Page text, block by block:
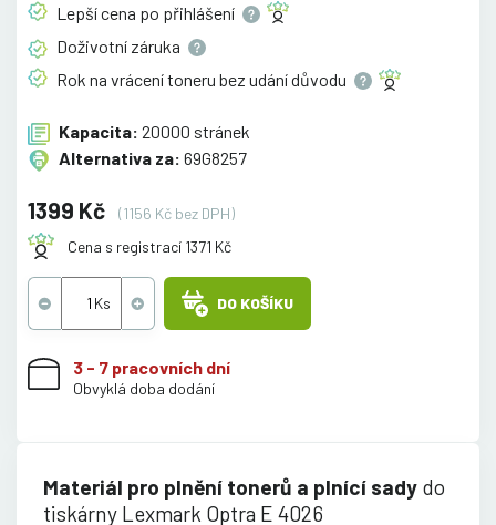
Lepší cena po přihlášení
Doživotní záruka
Rok na vrácení toneru bez udánídůvodu
Kapacita: 20000 stránek
Alternativa za: 69G8257
1399 Kč
(1156 Kč bez DPH)
Cena s registrací 1371 Kč
DO KOŠÍKU
3 - 7 pracovních dní
Obvyklá doba dodání
Materiál pro plnění tonerů a plnící sady do
tiskárny Lexmark Optra E 4026